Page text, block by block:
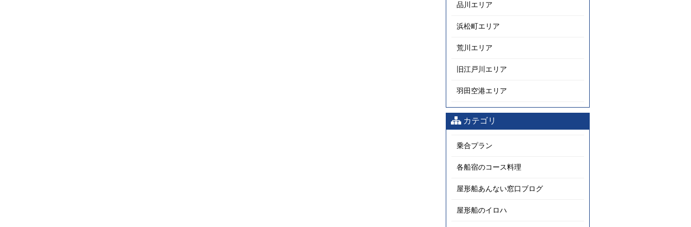
品川エリア
浜松町エリア
荒川エリア
旧江戸川エリア
羽田空港エリア
カテゴリ
乗合プラン
各船宿のコース料理
屋形船あんない窓口ブログ
屋形船のイロハ